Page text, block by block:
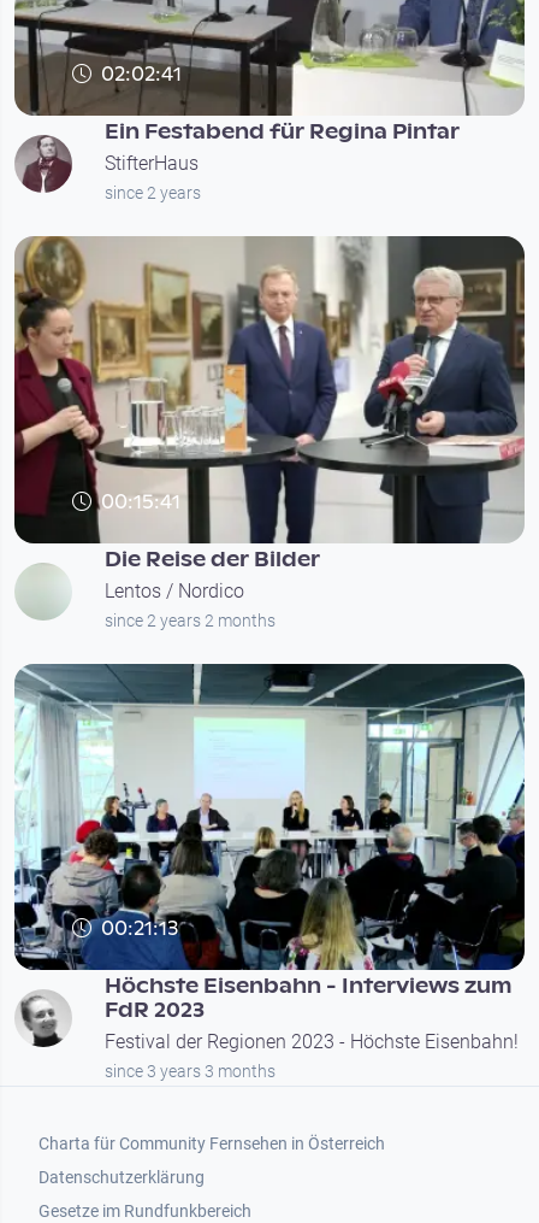
02:02:41
Ein Festabend für Regina Pintar
StifterHaus
since 2 years
00:15:41
Die Reise der Bilder
Lentos / Nordico
since 2 years 2 months
00:21:13
Höchste Eisenbahn - Interviews zum
FdR 2023
Festival der Regionen 2023 - Höchste Eisenbahn!
since 3 years 3 months
Footer 1
Charta für Community Fernsehen in Österreich
Datenschutzerklärung
Gesetze im Rundfunkbereich